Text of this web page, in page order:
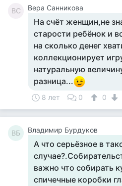
ВС Вера Санникова
На счёт женщин,не
старости ребёнок и
на сколько денег
коллекционирует
натуральную
разница...
8 лет 0 0
ВБ Владимир Бурдуков
А что серьёзное в
важно что собирать
спичечные коробки